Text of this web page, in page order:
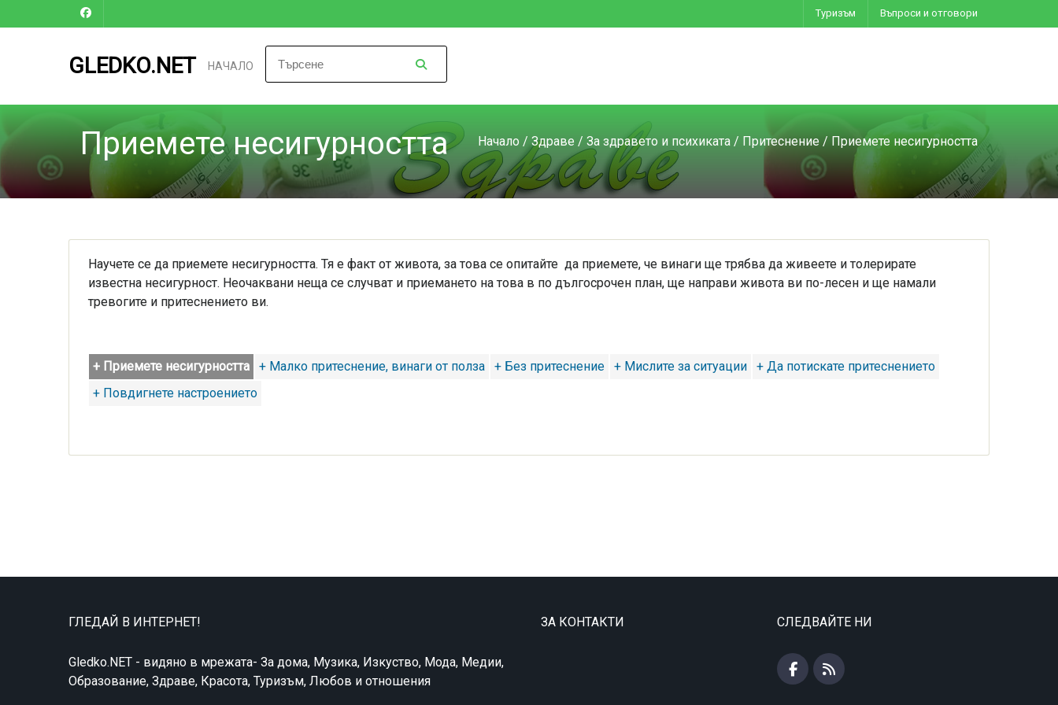
Туризъм Въпроси и отговори
GLEDKO.NET НАЧАЛО
Приемете несигурността Начало / Здраве / За здравето и психиката / Притеснение / Приемете несигурността
Научете се да приемете несигурността. Тя е факт от живота, за това се опитайте да приемете, че винаги ще трябва да живеете и толерирате
известна несигурност. Неочаквани неща се случват и приемането на това в по дългосрочен план, ще направи живота ви по-лесен и ще намали
тревогите и притеснението ви.
+ Приемете несигурността + Малко притеснение, винаги от полза + Без притеснение + Мислите за ситуации
+ Да потискате притеснението
+ Повдигнете настроението
ГЛЕДАЙ В ИНТЕРНЕТ!
Gledko.NET - видяно в мрежата- За дома, Музика, Изкуство, Мода, Медии,
Образование, Здраве, Красота, Туризъм, Любов и отношения
ЗА КОНТАКТИ СЛЕДВАЙТЕ НИ